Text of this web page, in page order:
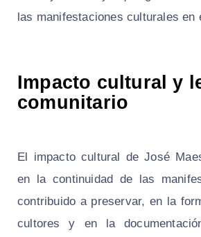
las manifestaciones culturales en
Impacto cultural y
comunitario
El impacto cultural de José
en la continuidad de las
contribuido a preservar, en la
cultores y en la